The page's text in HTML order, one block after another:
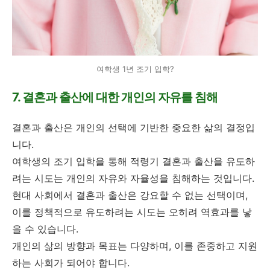
여학생 1년 조기 입학?
7. 결혼과 출산에 대한 개인의 자유를 침해
결혼과 출산은 개인의 선택에 기반한 중요한 삶의 결정입
니다.
여학생의 조기 입학을 통해 적령기 결혼과 출산을 유도하
려는 시도는 개인의 자유와 자율성을 침해하는 것입니다.
현대 사회에서 결혼과 출산은 강요할 수 없는 선택이며,
이를 정책적으로 유도하려는 시도는 오히려 역효과를 낳
을 수 있습니다.
개인의 삶의 방향과 목표는 다양하며, 이를 존중하고 지원
하는 사회가 되어야 합니다.